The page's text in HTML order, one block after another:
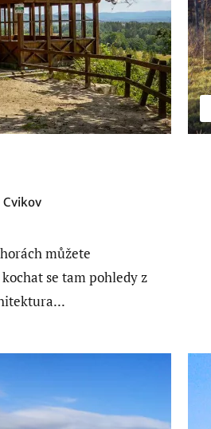
Cvikov
můžete
se tam pohledy z